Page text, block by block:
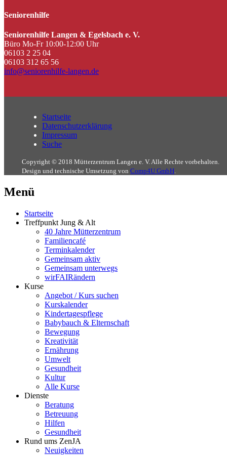
Seniorenhilfe
Seniorenhilfe Langen & Egelsbach e. V.
Büro Mo-Fr 10:00-12:00 Uhr
06103 2 25 04
06103 312 65 56
info@seniorenhilfe-langen.de
Startseite
Datenschutzerklärung
Impressum
Suche
Copyright © 2018 Mütterzentrum Langen e. V. Alle Rechte vorbehalten.
Design und technische Umsetzung von Comp4U GmbH.
Menü
Startseite
Treffpunkt Jung & Alt
40 Jahre Mütterzentrum
Familiencafé
Terminkalender
Gemeinsam aktiv
Gemeinsam unterwegs
wirFAIRändern
Kurse
Angebot / Kurs suchen
Kurskalender
Kindertagespflege
Babybauch & Elternschaft
Bewegung
Kreativität
Ernährung
Umwelt
Gesundheit
Kultur
Alle Kurse
Dienste
Beratung
Betreuung
Hilfen
Gesundheit
Rund ums ZenJA
Neuigkeiten